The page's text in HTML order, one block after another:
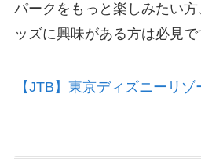
パークをもっと楽しみたい
ッズに興味がある方は必見で
【JTB】東京ディズニーリ